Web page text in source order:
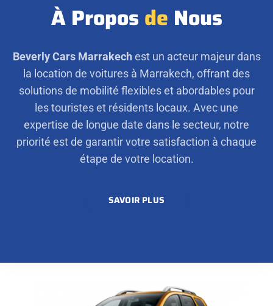
À Propos de Nous
Beverly Cars Marrakechest un acteur majeur dans
la location de voitures à Marrakech, offrant des
solutions de mobilité flexibles et abordables pour
les touristes et résidents locaux. Avec une
expertise de longue date dans le secteur, notre
priorité est de garantir votre satisfaction à chaque
étape de votre location.
SAVOIR PLUS